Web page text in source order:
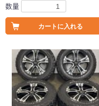
数量
カートに入れる